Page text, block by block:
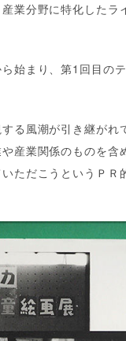
業分野に特化したラ
始まり、第1回目の
る風潮が引き継がれ
産業関係のものを
ただこうというＰＲ